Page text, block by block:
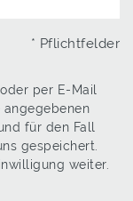
* Pflichtfelder
per E-Mail
angegebenen
für den Fall
gespeichert.
weiter.